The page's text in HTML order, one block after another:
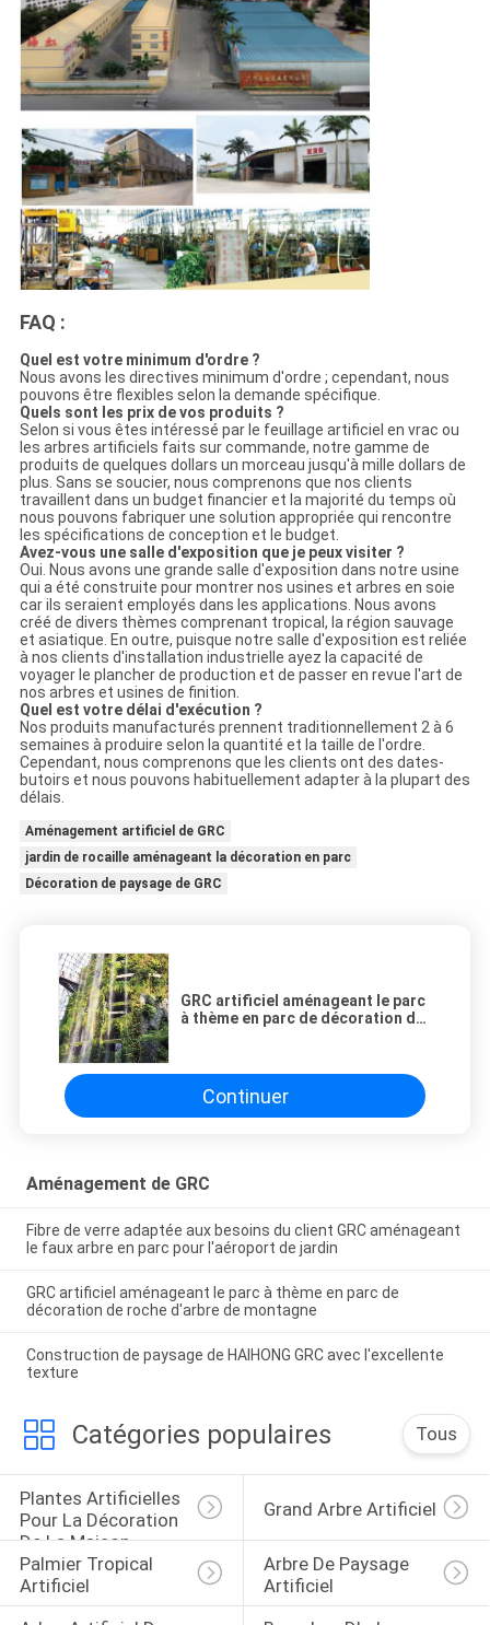
FAQ :
Quel est votre minimum d'ordre ?
Nous avons les directives minimum d'ordre ; cependant, nous
pouvons être flexibles selon la demande spécifique.
Quels sont les prix de vos produits ?
Selon si vous êtes intéressé par le feuillage artificiel en vrac ou
les arbres artificiels faits sur commande, notre gamme de
produits de quelques dollars un morceau jusqu'à mille dollars de
plus. Sans se soucier, nous comprenons que nos clients
travaillent dans un budget financier et la majorité du temps où
nous pouvons fabriquer une solution appropriée qui rencontre
les spécifications de conception et le budget.
Avez-vous une salle d'exposition que je peux visiter ?
Oui. Nous avons une grande salle d'exposition dans notre usine
qui a été construite pour montrer nos usines et arbres en soie
car ils seraient employés dans les applications. Nous avons
créé de divers thèmes comprenant tropical, la région sauvage
et asiatique. En outre, puisque notre salle d'exposition est reliée
à nos clients d'installation industrielle ayez la capacité de
voyager le plancher de production et de passer en revue l'art de
nos arbres et usines de finition.
Quel est votre délai d'exécution ?
Nos produits manufacturés prennent traditionnellement 2 à 6
semaines à produire selon la quantité et la taille de l'ordre.
Cependant, nous comprenons que les clients ont des dates-
butoirs et nous pouvons habituellement adapter à la plupart des
délais.
Aménagement artificiel de GRC
jardin de rocaille aménageant la décoration en parc
Décoration de paysage de GRC
GRC artificiel aménageant le parc
à thème en parc de décoration de
Continuer
Aménagement de GRC
Fibre de verre adaptée aux besoins du client GRC aménageant
le faux arbre en parc pour l'aéroport de jardin
GRC artificiel aménageant le parc à thème en parc de
décoration de roche d'arbre de montagne
Construction de paysage de HAIHONG GRC avec l'excellente
texture
Catégories populaires Tous
Plantes Artificielles
Pour La Décoration
De La Maison
Grand Arbre Artificiel
Palmier Tropical
Artificiel
Arbre De Paysage
Artificiel